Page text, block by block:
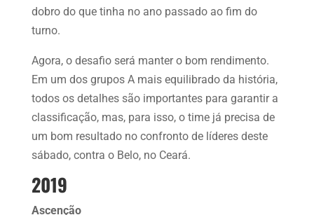
dobro do que tinha no ano passado ao fim do
turno.
Agora, o desafio será manter o bom rendimento.
Em um dos grupos A mais equilibrado da história,
todos os detalhes são importantes para garantir a
classificação, mas, para isso, o time já precisa de
um bom resultado no confronto de líderes deste
sábado, contra o Belo, no Ceará.
2019
Ascenção